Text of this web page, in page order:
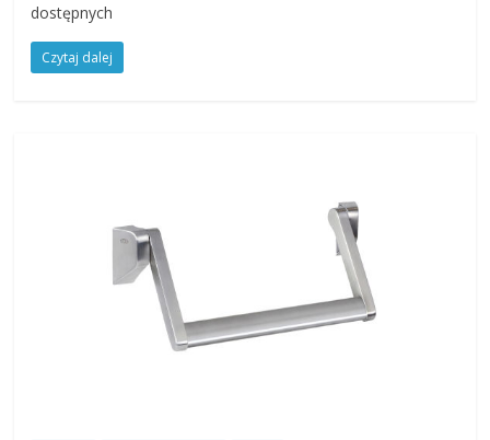
dostępnych
Czytaj dalej